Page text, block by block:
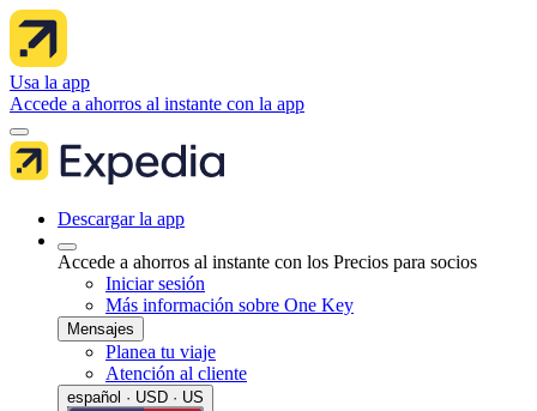
Usa la app
Accede a ahorros al instante con la app
Descargar la app
Accede a ahorros al instante con los Precios para socios
Iniciar sesión
Más información sobre One Key
Mensajes
Planea tu viaje
Atención al cliente
español · USD · US